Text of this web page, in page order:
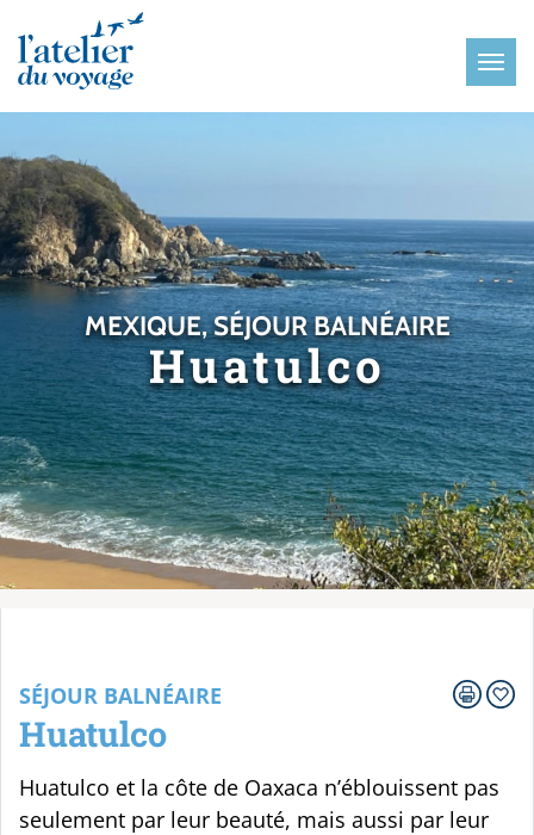
MEXIQUE, SÉJOUR BALNÉAIRE
Huatulco
SÉJOUR BALNÉAIRE
Huatulco
Huatulco et la côte de Oaxaca n’éblouissent pas
seulement par leur beauté, mais aussi par leur
Panneau de gestion des cookies